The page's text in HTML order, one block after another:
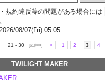
規約違反等の問題がある場合には
08/07(Fri) 05:05
21 - 30 [61件中] < 1 2 3 4
TWILIGHT MAKER